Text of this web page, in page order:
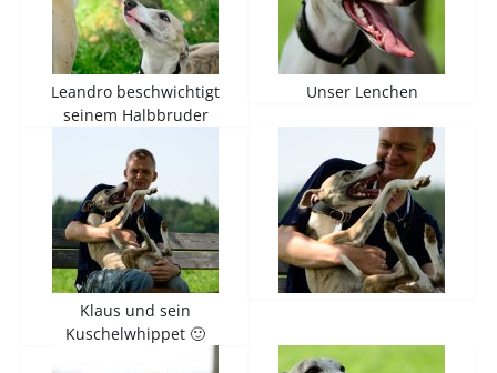
Leandro beschwichtigt
seinem Halbbruder
Unser Lenchen
Klaus und sein
Kuschelwhippet 🙂